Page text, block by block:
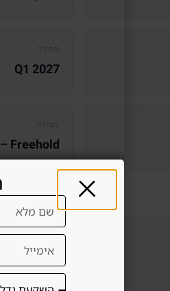
מסירה
Q1 2027
בעלות
Freehold – בעלות מלאה